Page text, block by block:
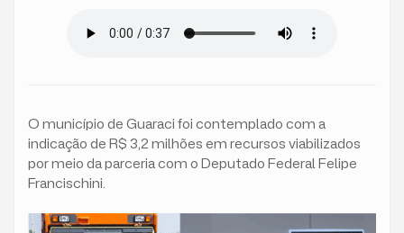
O município de Guaraci foi contemplado com a
indicação de R$ 3,2 milhões em recursos viabilizados
por meio da parceria com o Deputado Federal Felipe
Francischini.